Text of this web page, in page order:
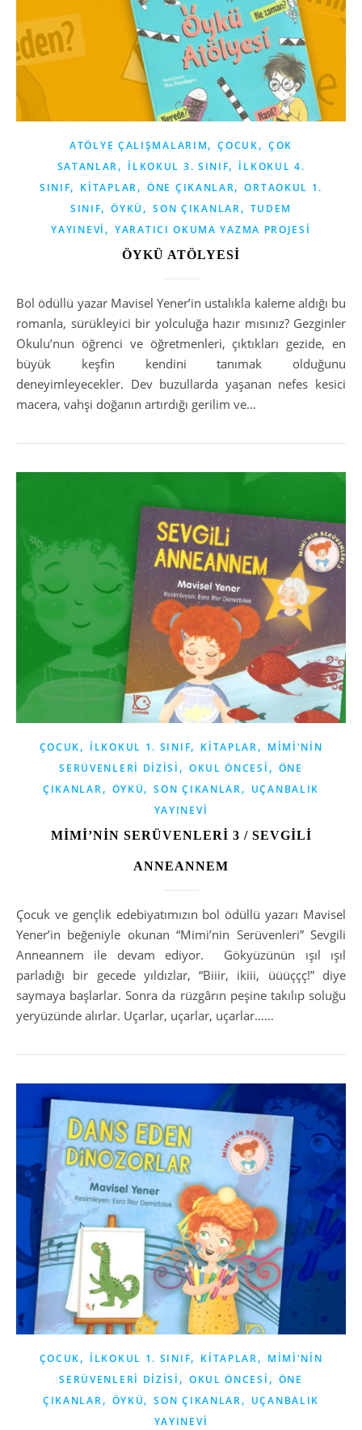
ATÖLYE ÇALIŞMALARIM,ÇOCUK, ÇOK
SATANLAR, İLKOKUL 3. SINIF, İLKOKUL 4.
SINIF, KITAPLAR, ÖNE ÇIKANLAR,ORTAOKUL 1.
SINIF,ÖYKÜ ,SON ÇIKANLAR, TUDEM
YAYINEVI , YARATICI OKUMA YAZMA PROJESI
ÖYKÜ ATÖLYESİ
Bol ödüllü yazar Mavisel Yener’in ustalıkla kaleme aldığı bu
romanla, sürükleyici bir yolculuğa hazır mısınız? Gezginler
Okulu’nun öğrenci ve öğretmenleri, çıktıkları gezide, en
büyük keşfin kendini tanımak olduğunu
deneyimleyecekler. Dev buzullarda yaşanan nefes kesici
macera, vahşi doğanın artırdığı gerilim ve…
ÇOCUK, İLKOKUL 1. SINIF, KITAPLAR, MIMI'NIN
SERÜVENLERI DIZISI , OKUL ÖNCESI , ÖNE
ÇIKANLAR, ÖYKÜ,SON ÇIKANLAR, UÇANBALIK
YAYINEVI
MİMİ’NİN SERÜVENLERİ 3 / SEVGİLİ
ANNEANNEM
Çocuk ve gençlik edebiyatımızın bol ödüllü yazarı Mavisel
Yener’in beğeniyle okunan “Mimi’nin Serüvenleri” Sevgili
Anneannem ile devam ediyor. Gökyüzünün ışıl ışıl
parladığı bir gecede yıldızlar, “Biiir, ikiii, üüüççç!” diye
saymaya başlarlar. Sonra da rüzgârın peşine takılıp soluğu
yeryüzünde alırlar. Uçarlar, uçarlar, uçarlar……
ÇOCUK, İLKOKUL 1. SINIF, KITAPLAR, MIMI'NIN
SERÜVENLERI DIZISI , OKUL ÖNCESI , ÖNE
ÇIKANLAR, ÖYKÜ,SON ÇIKANLAR, UÇANBALIK
YAYINEVI